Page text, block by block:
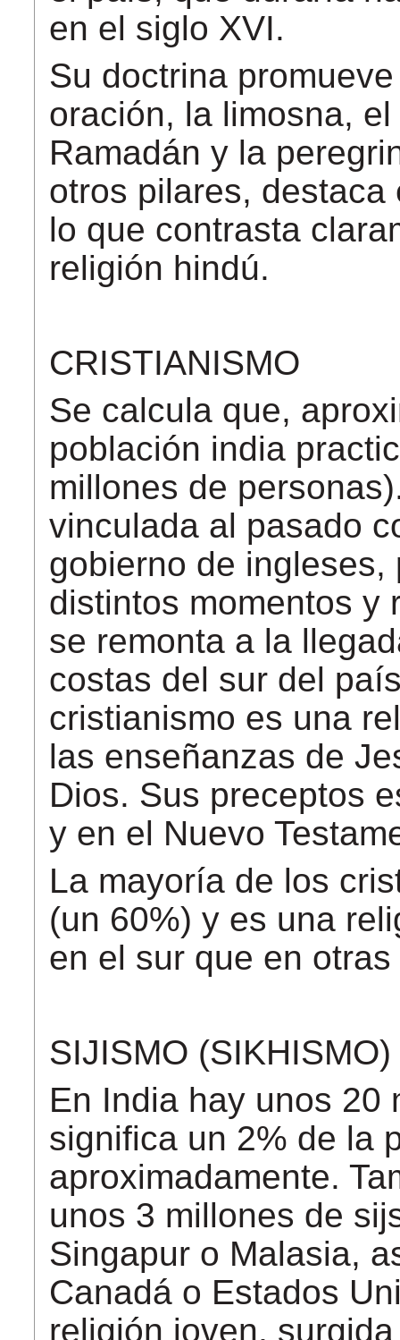
en el siglo XVI.
Su doctrina
oración, la limosna,
Ramadán y la
otros pilares,
lo que contrasta
religión hindú.
CRISTIANISMO
Se calcula que,
población india
millones de
vinculada al pasado
gobierno de
distintos momentos y
se remonta a la
costas del sur del
cristianismo es una
las enseñanzas de
Dios. Sus preceptos
y en el Nuevo
La mayoría de los
(un 60%) y es una
en el sur que en
SIJISMO (SIKHISMO)
En India hay unos 20
significa un 2% de la
aproximadamente.
unos 3 millones de
Singapur o Malasia,
Canadá o Estados
religión joven,